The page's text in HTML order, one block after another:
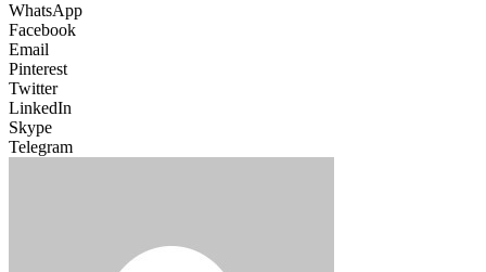
WhatsApp
Facebook
Email
Pinterest
Twitter
LinkedIn
Skype
Telegram